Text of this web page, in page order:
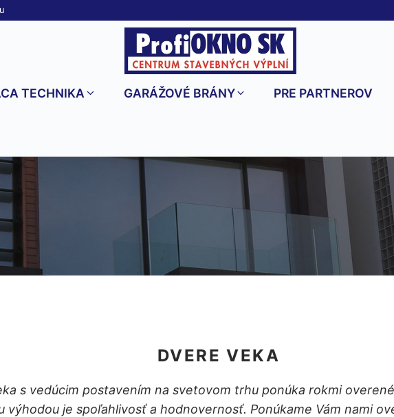
TECHNIKA GARÁŽOVÉ BRÁNY PRE PARTNEROV
DVERE VEKA
s vedúcim postavením na svetovom trhu ponúka rokmi
výhodou je spoľahlivosť a hodnovernosť. Ponúkame Vám nami